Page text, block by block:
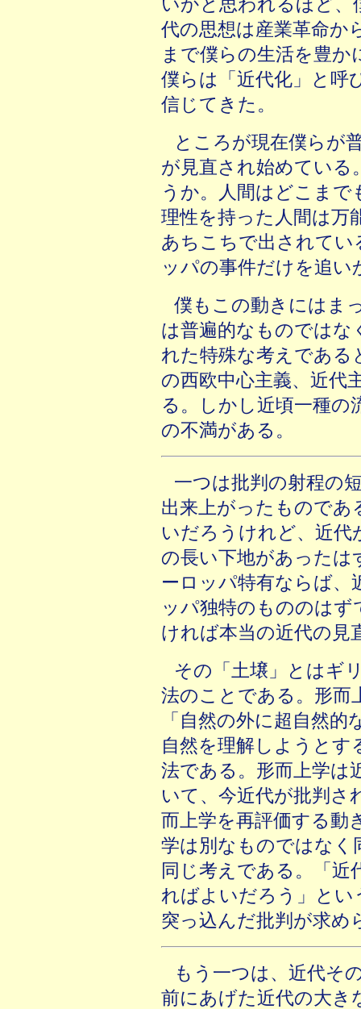
いかと思われるほど
代の思想は産業革命か
まで僕らの生活を豊
僕らは「近代化」と呼
信じてきた。
ところが現在僕らが
が見直され始めている
うか。人間はどこま
理性を持った人間は万
あちこちで出されて
ッパの事件だけを追
僕もこの動きにはま
は普遍的なものでは
れた特殊な考えであ
の西欧中心主義、近代
る。しかし近頃一種の
の不満がある。
一つは批判の射程の
出来上がったものであ
いだろうけれど、近
の長い下地があったは
ーロッパ特有ならば、
ッパ独特のもののは
ければ本当の近代の見
その「土壌」とはギ
法のことである。形而
「自然の外に超自然
自然を理解しようとす
法である。形而上学は
いて、今近代が批判さ
而上学を再評価する動
学は別なものではなく
同じ考えである。「近
ればよいだろう」と
突っ込んだ批判が求め
もう一つは、近代そ
前にあげた近代の大き